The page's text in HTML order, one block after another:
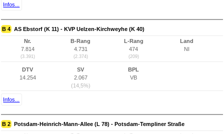
Infos...
B 4 AS Ebstorf (K 11) - KVP Uelzen-Kirchweyhe (K 40)
Nr.
7.814
(3.391)
B-Rang
4.731
(2.374)
L-Rang
474
(209)
Land
NI
DTV
14.254
SV
2.067
(14,5%)
BPL
VB
Infos...
B 2 Potsdam-Heinrich-Mann-Allee (L 78) - Potsdam-Templiner Straße